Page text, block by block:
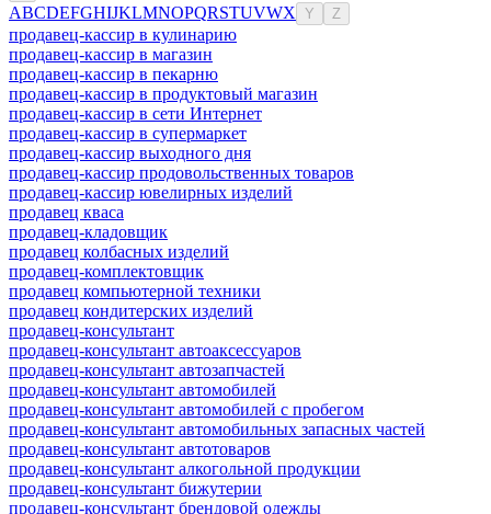
ABCDEFGHIJKLMNOPQRSTUVWX Y Z
продавец-кассир в кулинарию
продавец-кассир в магазин
продавец-кассир в пекарню
продавец-кассир в продуктовый магазин
продавец-кассир в сети Интернет
продавец-кассир в супермаркет
продавец-кассир выходного дня
продавец-кассир продовольственных товаров
продавец-кассир ювелирных изделий
продавец кваса
продавец-кладовщик
продавец колбасных изделий
продавец-комплектовщик
продавец компьютерной техники
продавец кондитерских изделий
продавец-консультант
продавец-консультант автоаксессуаров
продавец-консультант автозапчастей
продавец-консультант автомобилей
продавец-консультант автомобилей с пробегом
продавец-консультант автомобильных запасных частей
продавец-консультант автотоваров
продавец-консультант алкогольной продукции
продавец-консультант бижутерии
продавец-консультант брендовой одежды